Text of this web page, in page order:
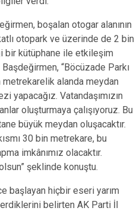
boşalan otogar alanının
otopark ve üzerinde de 2 bin
bir kütüphane ile etkileşim
Başdeğirmen, “Böcüzade Parkı
alanda meydan
yapacağız. Vatandaşımızın
oluşturmaya çalışıyoruz. Bu
büyük meydan oluşacaktır.
30 bin metrekare, bu
imkânımız olacaktır.
şeklinde konuştu.
başlayan hiçbir eseri yarım
belirten AK Parti İl